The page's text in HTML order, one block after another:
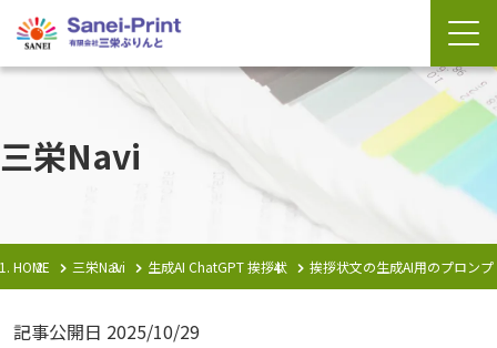
三栄Navi
HOME 三栄Navi 生成AI ChatGPT挨拶状 挨拶状文の生成AI用のプロン
記事公開日 2025/10/29